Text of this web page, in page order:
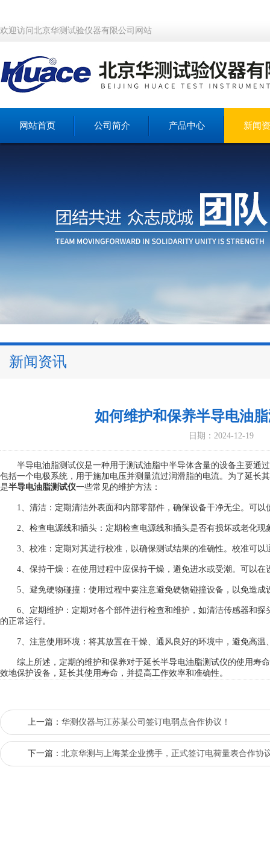
欢迎访问北京华测试验仪器有限公司网站
网站首页 公司简介 产品中心 新闻
新闻资讯
如何维护和保养半导电油
日期：2024-12-19
半导电油脂测试仪是一种用于测试油脂中半导体含量的设备主要通
包括一个电极系统，用于施加电压并测量流过润滑脂的电流。为了延长
是半导电油脂测试仪一些常见的维护方法：
1、清洁：定期清洁外表面和内部零部件，确保设备干净无尘。可以
2、检查电源线和插头：定期检查电源线和插头是否有损坏或老化现
3、校准：定期对其进行校准，以确保测试结果的准确性。校准可以
4、保持干燥：在使用过程中应保持干燥，避免进水或受潮。可以在
5、避免硬物碰撞：使用过程中要注意避免硬物碰撞设备，以免造成
6、定期维护：定期对各个部件进行检查和维护，如清洁传感器和探
的正常运行。
7、注意使用环境：将其放置在干燥、通风良好的环境中，避免高温
综上所述，定期的维护和保养对于延长半导电油脂测试仪的使用寿
效地保护设备，延长其使用寿命，并提高工作效率和准确性。
上一篇： 华测仪器与江苏某公司签订电弱点合作协议！
下一篇： 北京华测与上海某企业携手，正式签订电荷量表合作协